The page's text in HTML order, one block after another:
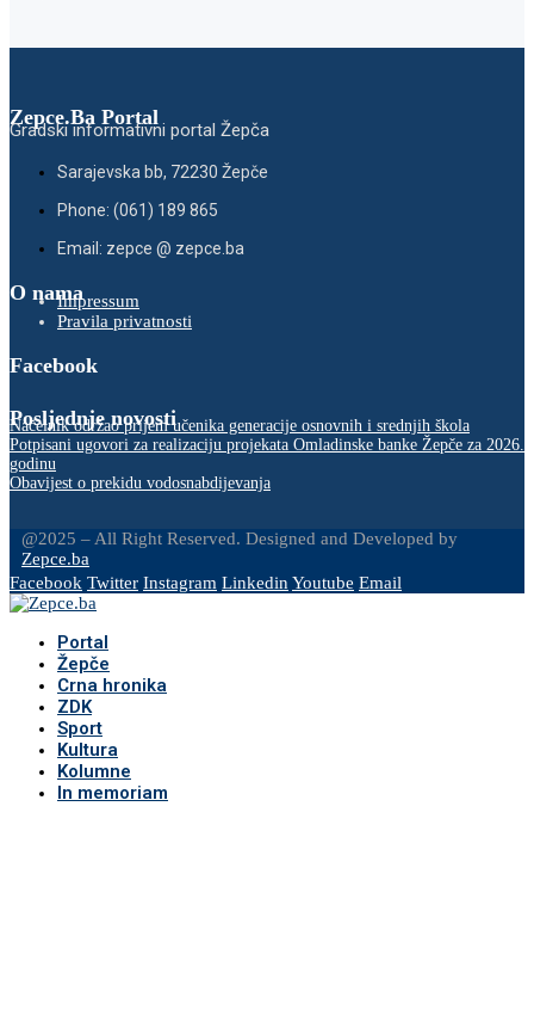
Zepce.Ba Portal
Gradski informativni portal Žepča
Sarajevska bb, 72230 Žepče
Phone: (061) 189 865
Email: zepce @ zepce.ba
O namaImpressum
Pravila privatnosti
Facebook
Posljednje novosti
Načelnik održao prijem učenika generacije osnovnih i srednjih škola
Potpisani ugovori za realizaciju projekata Omladinske banke Žepče za 2026.
godinu
Obavijest o prekidu vodosnabdijevanja
@2025 – All Right Reserved. Designed and Developed by
Zepce.ba
Facebook Twitter Instagram LinkedinYoutube Email
Portal
Žepče
Crna hronika
ZDK
Sport
Kultura
Kolumne
In memoriam